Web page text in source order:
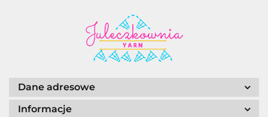
Dane adresowe
Informacje